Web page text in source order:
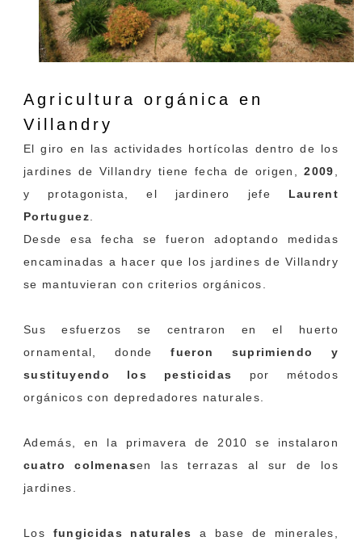
Agricultura orgánica en
Villandry
El giro en las actividades hortícolas dentro de los
jardines de Villandry tiene fecha de origen,2009,
y protagonista, el jardinero jefe Laurent
Portuguez.
Desde esa fecha se fueron adoptando medidas
encaminadas a hacer que los jardines de Villandry
se mantuvieran con criterios orgánicos.
Sus esfuerzos se centraron en el huerto
ornamental, dondefueron suprimiendo y
sustituyendo los pesticidas
por métodos
orgánicos con depredadores naturales.
Además, en la primavera de 2010 se instalaron
cuatro colmenasen las terrazas al sur de los
jardines.
Los fungicidas naturales
a base de minerales,